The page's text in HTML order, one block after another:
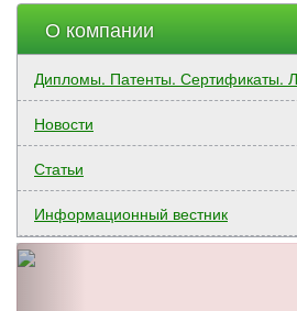
О компании
Дипломы. Патенты. Сертификаты.
Новости
Статьи
Информационный вестник